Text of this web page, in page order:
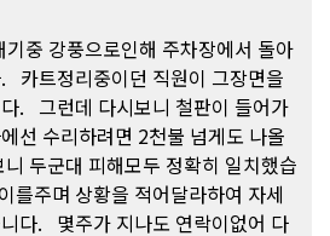
중 강풍으로인해 주차장에서 돌아
카트정리중이던 직원이 그장면을
. 그런데 다시보니 철판이 들어가
선 수리하려면 2천불 넘게도 나올
두군대 피해모두 정확히 일치했습
주며 상황을 적어달라하여 자세
다. 몇주가 지나도 연락이없어 다